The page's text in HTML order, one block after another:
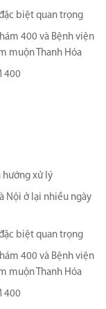
biệt quan trọng
400 và Bệnh viện
muộn Thanh Hóa
400
hướng xử lý
Nội ở lại nhiều ngày
biệt quan trọng
400 và Bệnh viện
muộn Thanh Hóa
400